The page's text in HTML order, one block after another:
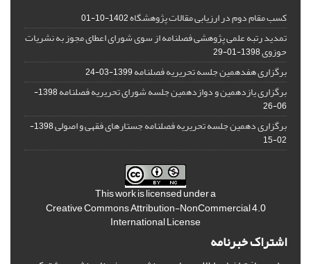
کسب مقام دوم در ارزیابی مقالات پژوهشگاه1402-10-01
تمدید رتبه علمی پژوهشی فصلنامه از سوی شورای اعطای مجوز به نشریات
حوزوی1398-01-29
برگزاری هفدهمین جلسه تحریریه فصلنامه1399-03-24
برگزاری یازدهمین و دوازدهمین جلسه شورای تحریریه فصلنامه
1398-
06-26
برگزاری دهمین جلسه تحریریه فصلنامه جستارهای فقهی و اصولی
1398-
02-15
This work is licensed under a
Creative Commons Attribution-NonCommercial 4.0
International License
اشتراک خبرنامه